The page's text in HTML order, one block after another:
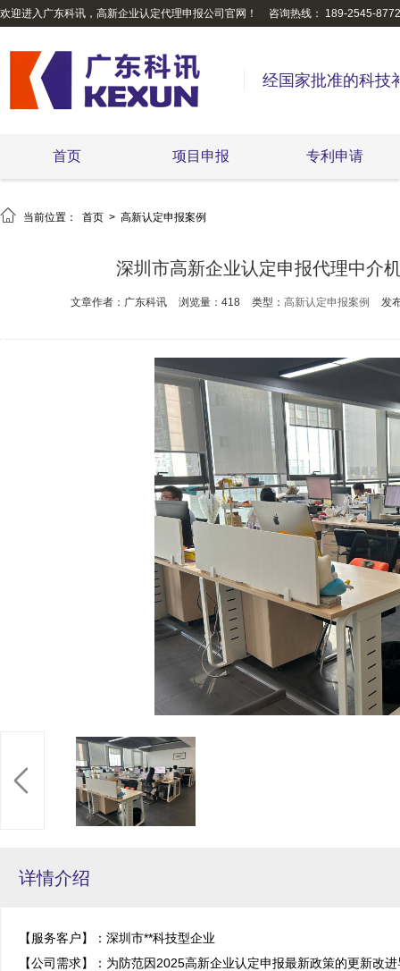
欢迎进入广东科讯，高新企业认定代理申报公司官网！ 咨询热线： 189-2545-8772
经国家批准的科技
首页 项目申报 专利申请
 当前位置： 首页 > 高新认定申报案例
深圳市高新企业认定申报代理中介
文章作者：广东科讯 浏览量：418 类型： 高新认定申报案例 发
详情介绍
【服务客户】：深圳市**科技型企业
【公司需求】：为防范因2025高新企业认定申报最新政策的更新改